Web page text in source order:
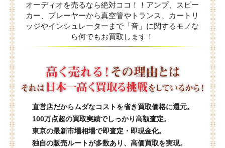
オーディオを売るなら絶対ココ！！アンプ、スピー
カー、プレーヤーから真空管やトランス、カートリ
ッジやインシュレーターまで「音」に関するモノな
ら何でもお買取します！
直営店だからムダなコストを省き買取価格に還元。
100万点超の買取実績でしっかり高額査定。
東京の最新市場相場で即査定・即現金化。
独自の販売ルートが多数あり、高価買取を実現。